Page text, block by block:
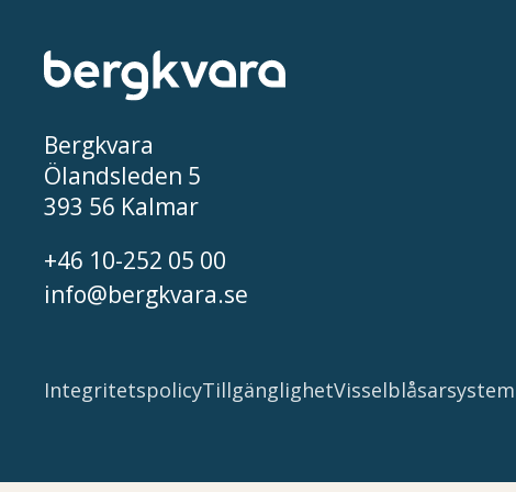
Bergkvara
Ölandsleden 5
393 56 Kalmar
+46 10-252 05 00
info@bergkvara.se
IntegritetspolicyTillgänglighetVisselblåsarsystem